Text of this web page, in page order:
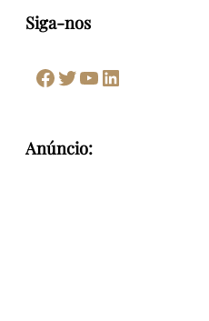
Siga-nos
Facebook Twitter Youtube LinkedIn
Anúncio: